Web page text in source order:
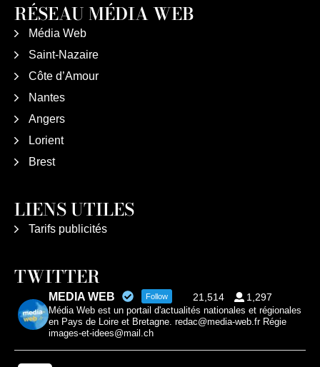
RÉSEAU MÉDIA WEB
Média Web
Saint-Nazaire
Côte d’Amour
Nantes
Angers
Lorient
Brest
LIENS UTILES
Tarifs publicités
TWITTER
MEDIA WEB Follow 21,514 1,297
Média Web est un portail d'actualités nationales et régionales
en Pays de Loire et Bretagne. redac@media-web.fr Régie
images-et-idees@mail.ch